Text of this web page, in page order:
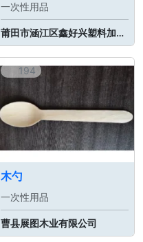
一次性用品
莆田市涵江区鑫好兴塑料加工厂
194
木勺
一次性用品
曹县展图木业有限公司